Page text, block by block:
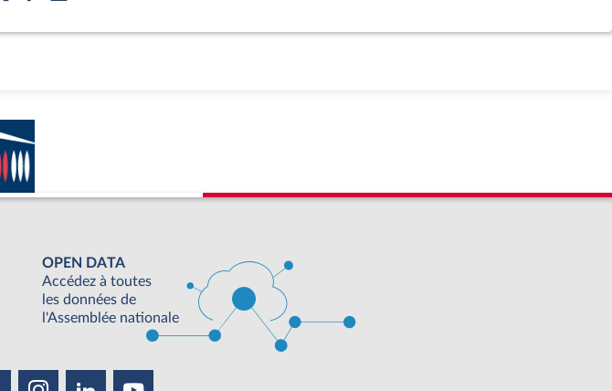
OPEN DATA
Accédez à toutes
les données de
l'Assemblée nationale